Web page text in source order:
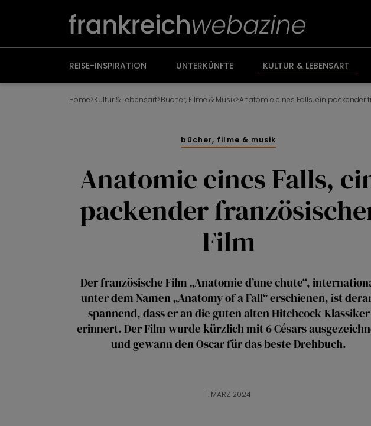
REISE-INSPIRATION UNTERKÜNFTE KULTUR & LEBENSART
Home>Kultur & Lebensart>Bücher, Filme & Musik>
bücher, filme & musik
Anatomie eines Falls,
packender
Film
Der französische Film „Anatomie d’une chute“,
unter dem Namen „Anatomy of a Fall“ erschienen, ist
spannend, dass er an die guten alten Hitchcock-Klassiker
erinnert. Der Film wurde kürzlich mit 6 Césars
und gewann den Oscar für das beste Drehbuch.
1. MÄRZ 2024